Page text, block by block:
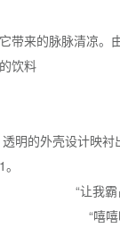
带来的脉脉清凉
饮料
明的外壳设计映
“让我
“嘻